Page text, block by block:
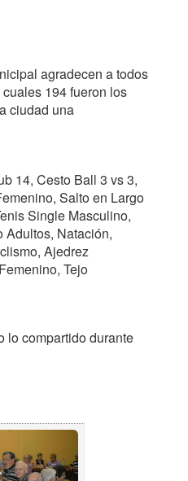
agradecen a todos
194 fueron los
ciudad una
14, Cesto Ball 3 vs 3,
Salto en Largo
Single Masculino,
Adultos, Natación,
Ajedrez
Tejo
lo compartido durante